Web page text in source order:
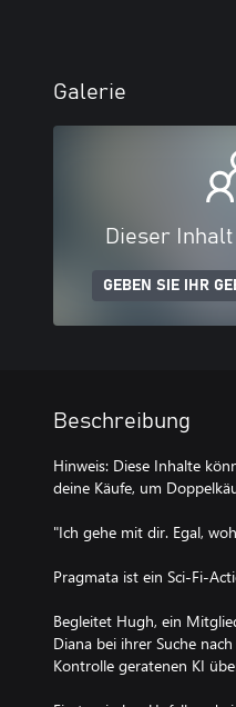
Galerie
Dieser
GEBEN SIE IHR
Beschreibung
Hinweis: Diese Inhalte
deine Käufe, um
"Ich gehe mit dir. Egal,
Pragmata ist ein Sci-Fi-
Begleitet Hugh, ein
Diana bei ihrer Suche
Kontrolle geratenen KI